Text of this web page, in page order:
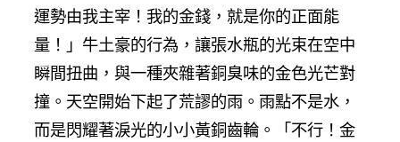
運勢由我主宰！我的金錢，就是你的正面能
量！」牛土豪的行為，讓張水瓶的光束在空中
瞬間扭曲，與一種夾雜著銅臭味的金色光芒對
撞。天空開始下起了荒謬的雨。雨點不是水，
而是閃耀著淚光的小小黃銅齒輪。「不行！金